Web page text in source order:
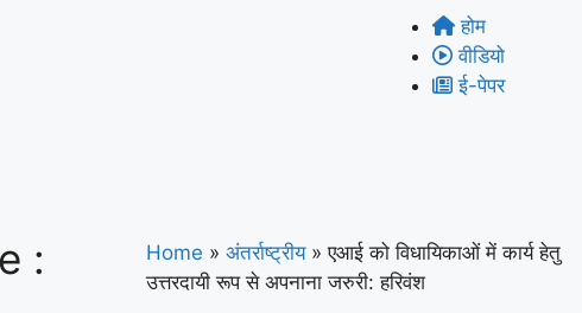
होम
वीडियो
ई-पेपर
: Home » अंतर्राष्ट्रीय » एआई को विधायिकाओं में कार्य हेतु
उत्तरदायी रूप से अपनाना जरुरी: हरिवंश